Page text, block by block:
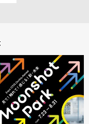
空港 食の魅力を体験
/JSTムーンショット